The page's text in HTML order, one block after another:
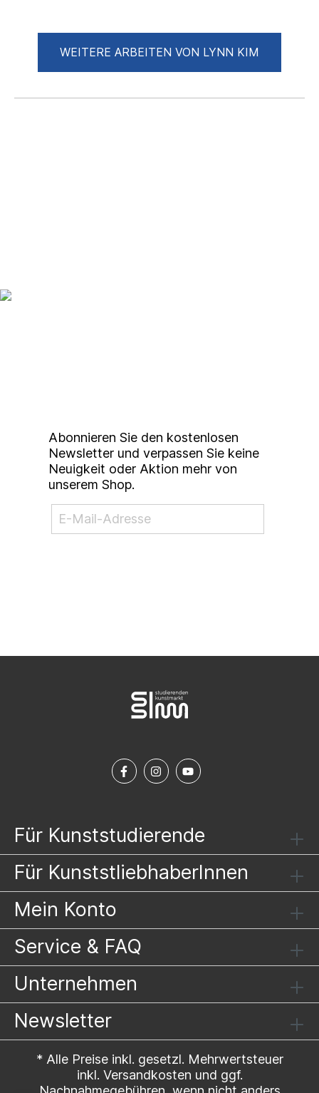
WEITERE ARBEITEN VON LYNN KIM
Abonnieren Sie den kostenlosen
Newsletter und verpassen Sie keine
Neuigkeit oder Aktion mehr von
unserem Shop.
Für Kunststudierende
Für KunststliebhaberInnen
Mein Konto
Service & FAQ
Unternehmen
Newsletter
* Alle Preise inkl. gesetzl. Mehrwertsteuer
inkl. Versandkosten und ggf.